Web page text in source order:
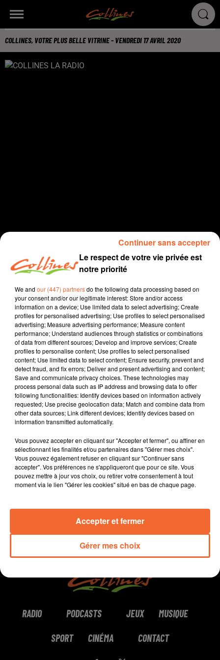
COLLINES, VOTRE PLUS BELLE VITRINE - VENDREDI 17 AVRIL 2020
Collines
votre plus belle vitrine
podcast
17 avril 2020 - 3 min 47 sec
COLLINES, VOTRE PLUS BELLE VITRINE - VENDREDI 17 AVRIL
2020
Collines la Radio
Collines, votre plus belle vitrine
COLLINES, votre plus belle vitrine
0:00 3 min 47 sec
RADIO PODCASTS JEUX MUSIQUE
SPORT CINÉMA CONTACT
Le respect de votre vie privée est
notre priorité
We and our (447) partnersdo the following data processing based on
your consent and/or our legitimate interest: Store and/or access
information on a device; Use limited data to select advertising; Create
profiles for personalised advertising; Use profiles to select personalised
advertising; Measure advertising performance; Measure content
performance; Understand audiences through statistics or combinations
of data from different sources; Develop and improve services; Create
profiles to personalise content; Use profiles to select personalised
content; Use limited data to select content; Ensure security, prevent and
detect fraud, and fix errors; Deliver and present advertising and content;
Save and communicate privacy choices. These technologies may
process personal data such as IP address and browsing data to offer
following functionalities: Identify devices based on information actively
requested; Use precise geolocation data; Match and combine data from
other data sources; Link different devices; Identify devices based on
information transmitted automatically.
Vous pouvez accepter en cliquant sur "Accepter et fermer", ou affiner en
sélectionnant les finalités et/ou partenaires dans "Gérer mes choix".
Vous pouvez également refuser en cliquant sur "Continuer sans
accepter". Vos préférences ne s'appliqueront que pour ce site. Vous
pouvez mettre à jour vos choix, ou retirer votre consentement à tout
moment via le lien "Gérer les cookies" situé en bas de chaque page.
Gérer mes choix
Accepter et fermer
Continuer sans accepter